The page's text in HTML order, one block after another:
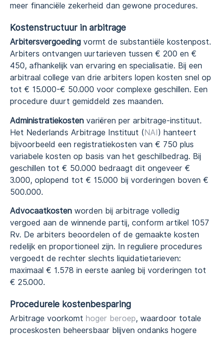
meer financiële zekerheid dan gewone procedures.
Kostenstructuur in arbitrage
Arbitersvergoeding vormt de substantiële kostenpost.
Arbiters ontvangen uurtarieven tussen € 200 en €
450, afhankelijk van ervaring en specialisatie. Bij een
arbitraal college van drie arbiters lopen kosten snel op
tot € 15.000-€ 50.000 voor complexe geschillen. Een
procedure duurt gemiddeld zes maanden.
Administratiekosten variëren per arbitrage-instituut.
Het Nederlands Arbitrage Instituut (NAI) hanteert
bijvoorbeeld een registratiekosten van € 750 plus
variabele kosten op basis van het geschilbedrag. Bij
geschillen tot € 50.000 bedraagt dit ongeveer €
3.000, oplopend tot € 15.000 bij vorderingen boven €
500.000.
Advocaatkosten worden bij arbitrage volledig
vergoed aan de winnende partij, conform artikel 1057
Rv. De arbiters beoordelen of de gemaakte kosten
redelijk en proportioneel zijn. In reguliere procedures
vergoedt de rechter slechts liquidatietarieven:
maximaal € 1.578 in eerste aanleg bij vorderingen tot
€ 25.000.
Procedurele kostenbesparing
Arbitrage voorkomt hoger beroep, waardoor totale
proceskosten beheersbaar blijven ondanks hogere